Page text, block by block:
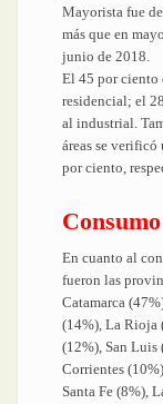
Mayorista fue
más que en
junio de 2018.
El 45 por ciento
residencial; el
al industrial.
áreas se verificó
por ciento,
En cuanto al
fueron las
Catamarca
(14%), La Rioja
(12%), San Luis
Corrientes
Santa Fe (8%),